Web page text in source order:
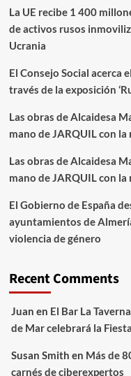
La UE recibe 1 400
de activos rusos
Ucrania
El Consejo Social acerca
través de la exposición
Las obras de Alcaidesa
mano de JARQUIL con
Las obras de Alcaidesa
mano de JARQUIL con
El Gobierno de España
ayuntamientos de
violencia de género
Recent Comments
Juan en El Bar La
de Mar celebrará la
Susan Smith en Más de
carnés de ciberexpertos